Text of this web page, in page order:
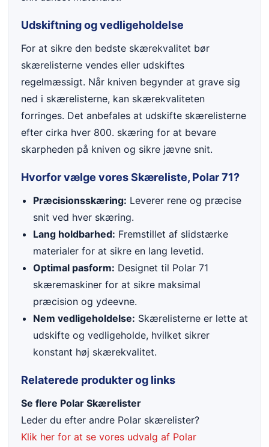
Udskiftning og vedligeholdelse
For at sikre den bedste skærekvalitet bør
skærelisterne vendes eller udskiftes
regelmæssigt. Når kniven begynder at grave sig
ned i skærelisterne, kan skærekvaliteten
forringes. Det anbefales at udskifte skærelisterne
efter cirka hver 800. skæring for at bevare
skarpheden på kniven og sikre jævne snit.
Hvorfor vælge vores Skæreliste, Polar 71?
Præcisionsskæring: Leverer rene og præcise
snit ved hver skæring.
Lang holdbarhed: Fremstillet af slidstærke
materialer for at sikre en lang levetid.
Optimal pasform: Designet til Polar 71
skæremaskiner for at sikre maksimal
præcision og ydeevne.
Nem vedligeholdelse: Skærelisterne er lette at
udskifte og vedligeholde, hvilket sikrer
konstant høj skærekvalitet.
Relaterede produkter og links
Se flere Polar Skærelister
Leder du efter andre Polar skærelister?
Klik her for at se vores udvalg af Polar